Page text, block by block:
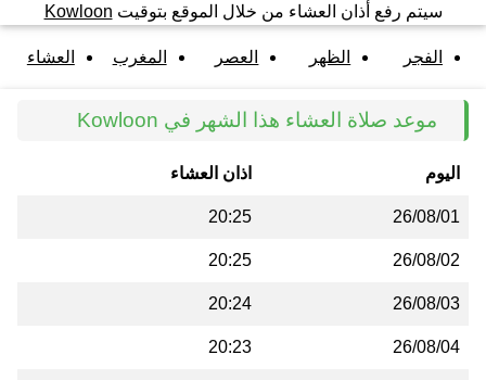
سيتم رفع أذان العشاء من خلال الموقع بتوقيت Kowloon
الفجر الظهر العصر المغرب العشاء
موعد صلاة العشاء هذا الشهر في Kowloon
اليوم اذان العشاء
26/08/01
20:25
26/08/02
20:25
26/08/03
20:24
26/08/04
20:23